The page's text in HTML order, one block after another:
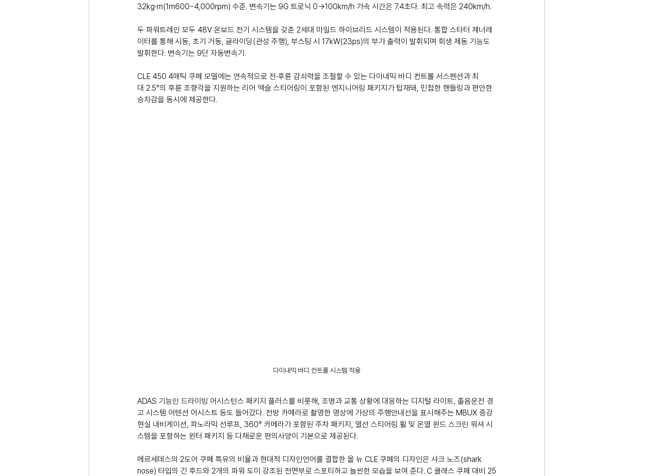
32kg∙m(1m600~4,000rpm) 수준. 변속기는 9G 트로닉 0→100km/h 가속 시간은 7.4초다. 최고 속력은 240km/h.
두 파워트레인 모두 48V 온보드 전기 시스템을 갖춘 2세대 마일드 하이브리드 시스템이 적용된다. 통합 스타터 제너레
이터를 통해 시동, 초기 거동, 글라이딩(관성 주행), 부스팅 시 17kW(23ps)의 부가 출력이 발휘되며 회생 제동 기능도
발휘한다. 변속기는 9단 자동변속기.
CLE 450 4매틱 쿠페 모델에는 연속적으로 전∙후륜 감쇠력을 조절할 수 있는 다이내믹 바디 컨트롤 서스펜션과 최
대 2.5°의 후륜 조향각을 지원하는 리어 액슬 스티어링이 포함된 엔지니어링 패키지가 탑재돼, 민첩한 핸들링과 편안한
승차감을 동시에 제공한다.
다이내믹 바디 컨트롤 시스템 적용
ADAS 기능인 드라이빙 어시스턴스 패키지 플러스를 비롯해, 조명과 교통 상황에 대응하는 디지털 라이트, 졸음운전 경
고 시스템 어텐션 어시스트 등도 들어갔다. 전방 카메라로 촬영한 영상에 가상의 주행안내선을 표시해주는 MBUX 증강
현실 내비게이션, 파노라믹 선루프, 360° 카메라가 포함된 주차 패키지, 열선 스티어링 휠 및 온열 윈드 스크린 워셔 시
스템을 포함하는 윈터 패키지 등 다채로운 편의사양이 기본으로 제공된다.
메르세데스의 2도어 쿠페 특유의 비율과 현대적 디자인언어를 결합한 올 뉴 CLE 쿠페의 디자인은 샤크 노즈(shark
nose) 타입의 긴 후드와 2개의 파워 도이 강조된 전면부로 스포티하고 늘씬한 모습을 보여 준다. C 클래스 쿠페 대비 25